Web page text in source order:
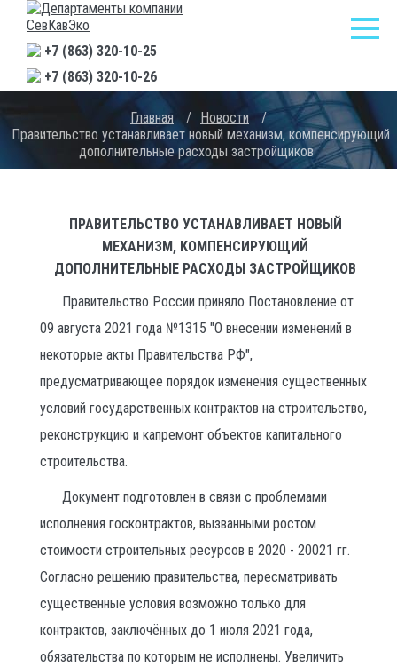
+7 (863) 320-10-25
+7 (863) 320-10-26
Главная / Новости
/
Правительство устанавливает новый механизм, компенсирующий
дополнительные расходы застройщиков
ПРАВИТЕЛЬСТВО УСТАНАВЛИВАЕТ НОВЫЙ
МЕХАНИЗМ, КОМПЕНСИРУЮЩИЙ
ДОПОЛНИТЕЛЬНЫЕ РАСХОДЫ ЗАСТРОЙЩИКОВ
Правительство России приняло Постановление от
09 августа 2021 года №1315 "О внесении изменений в
некоторые акты Правительства РФ",
предусматривающее порядок изменения существенных
условий государственных контрактов на строительство,
реконструкцию и капремонт объектов капитального
строительства.
Документ подготовлен в связи с проблемами
исполнения госконтрактов, вызванными ростом
стоимости строительных ресурсов в 2020 - 20021 гг.
Согласно решению правительства, пересматривать
существенные условия возможно только для
контрактов, заключённых до 1 июля 2021 года,
обязательства по которым не исполнены. Увеличить